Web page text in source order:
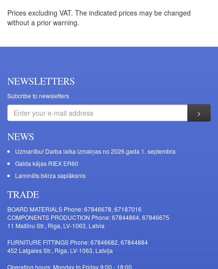
Prices excluding VAT. The indicated prices may be changed
without a prior warning.
NEWSLETTERS
Subcribe to newsletters
NEWS
Uzmanību! Darba laika izmaiņas no 2026.gada 1. septembra
Galda kājas RIEX ER60
Laminēts bērza saplāksnis
TRADE
BOARD MATERIALS Phone: 67846678, 67187016
COMPONENTS PRODUCTION Phone: 67844864, 67846675
11 Mašīnu Str., Riga, LV-1063, Latvia
FURNITURE FITTINGS Phone: 67846682, 67844884
452 Latgales Str., Riga, LV-1063, Latvija
Operating hours: Monday to Friday 9:00 - 18:00,